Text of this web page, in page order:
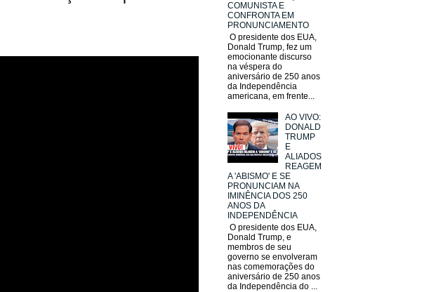
COMUNISTA E
CONFRONTA EM
PRONUNCIAMENTO
O presidente dos EUA,
Donald Trump, fez um
emocionante discurso
na véspera do
aniversário de 250 anos
da Independência
americana, em frente...
AO VIVO:
DONALD
TRUMP
E
ALIADOS
REAGEM
A 'ABISMO' E SE
PRONUNCIAM NA
IMINÊNCIA DOS 250
ANOS DA
INDEPENDÊNCIA
O presidente dos EUA,
Donald Trump, e
membros de seu
governo se envolveram
nas comemorações do
aniversário de 250 anos
da Independência do ...